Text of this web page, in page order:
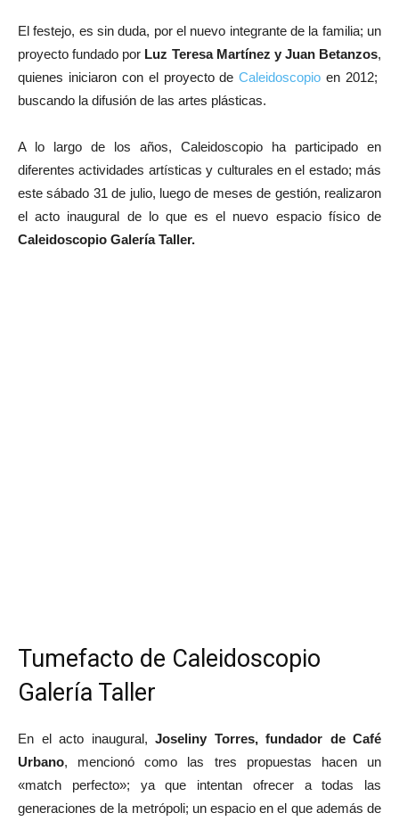
El festejo, es sin duda, por el nuevo integrante de la familia; un
proyecto fundado por Luz Teresa Martínez y Juan Betanzos,
quienes iniciaron con el proyecto deCaleidoscopio en 2012;
buscando la difusión de las artes plásticas.
A lo largo de los años, Caleidoscopio ha participado en
diferentes actividades artísticas y culturales en el estado; más
este sábado 31 de julio, luego de meses de gestión, realizaron
el acto inaugural de lo que es el nuevo espacio físico de
Caleidoscopio Galería Taller.
Tumefacto de Caleidoscopio
Galería Taller
En el acto inaugural, Joseliny Torres, fundador de Café
Urbano, mencionó como las tres propuestas hacen un
«match perfecto»; ya que intentan ofrecer a todas las
generaciones de la metrópoli; un espacio en el que además de